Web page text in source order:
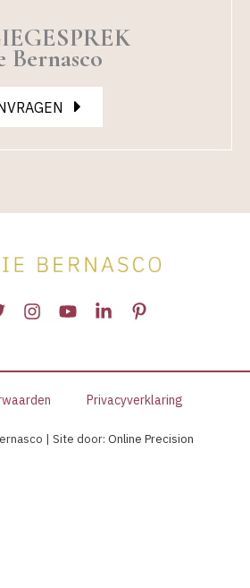
Bernasco
Privacyverklaring
| Site door: Online Precision